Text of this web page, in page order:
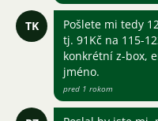
TK
Pošlete mi tedy
tj. 91Kč na 115-
konkrétní z-box,
jméno.
pred 1 rokom